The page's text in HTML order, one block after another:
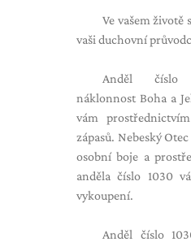
Ve vašem životě
vaši duchovní
Anděl číslo
náklonnost Boha a
vám
zápasů. Nebeský
osobní boje a
anděla číslo 1030
vykoupení.
Anděl číslo